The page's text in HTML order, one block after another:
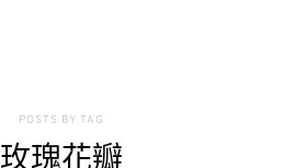
POSTS BY TAG